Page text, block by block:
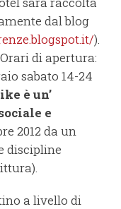
dal blog
).
Orari di apertura:
sabato 14-24
è un’
e
2012 da un
discipline
a livello di